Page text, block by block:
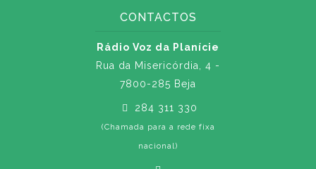
CONTACTOS
Rádio Voz da Planície
Rua da Misericórdia, 4 -
7800-285 Beja
284 311 330
(Chamada para a rede fixa
nacional)